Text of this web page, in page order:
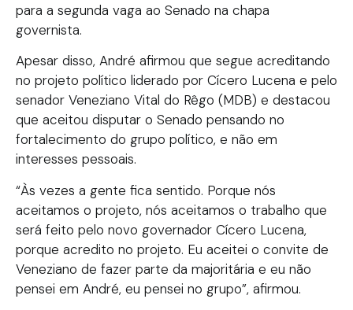
para a segunda vaga ao Senado na chapa
governista.
Apesar disso, André afirmou que segue acreditando
no projeto político liderado por Cícero Lucena e pelo
senador Veneziano Vital do Rêgo (MDB) e destacou
que aceitou disputar o Senado pensando no
fortalecimento do grupo político, e não em
interesses pessoais.
“Às vezes a gente fica sentido. Porque nós
aceitamos o projeto, nós aceitamos o trabalho que
será feito pelo novo governador Cícero Lucena,
porque acredito no projeto. Eu aceitei o convite de
Veneziano de fazer parte da majoritária e eu não
pensei em André, eu pensei no grupo”, afirmou.